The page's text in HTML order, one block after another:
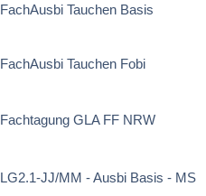
FachAusbi Tauchen Basis
FachAusbi Tauchen Fobi
Fachtagung GLA FF NRW
LG2.1-JJ/MM - Ausbi Basis - MS